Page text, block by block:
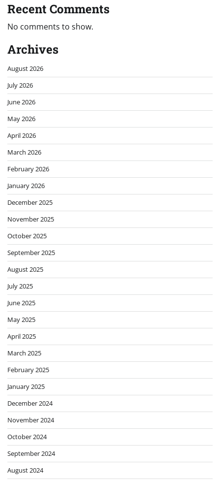
Recent Comments
No comments to show.
Archives
August 2026
July 2026
June 2026
May 2026
April 2026
March 2026
February 2026
January 2026
December 2025
November 2025
October 2025
September 2025
August 2025
July 2025
June 2025
May 2025
April 2025
March 2025
February 2025
January 2025
December 2024
November 2024
October 2024
September 2024
August 2024